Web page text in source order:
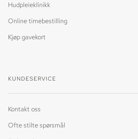
Hudpleieklinikk
Online timebestilling
Kjøp gavekort
KUNDESERVICE
Kontakt oss
Ofte stilte spørsmål